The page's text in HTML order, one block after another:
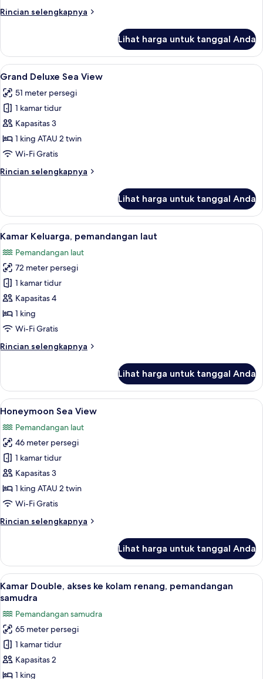
Rincian selengkapnya
Rincian
Kamar
Deluks,
pemandangan
Lihat harga untuk tanggal Anda
Lihat
semua
foto
untuk
Grand
Deluxe
Sea
Grand Deluxe Sea
6
Grand Deluxe Sea View
51 meter persegi
1 kamar tidur
Kapasitas 3
1 king ATAU 2 twin
Wi-Fi Gratis
Rincian selengkapnya
Rincian
Grand
Deluxe
Sea
Lihat harga untuk tanggal Anda
Lihat
semua
foto
untuk
Kamar
Keluarga,
pemandangan
laut
Kamar Keluarga, pemandangan laut
12
Kamar Keluarga, pemandangan laut
Pemandangan laut
72 meter persegi
1 kamar tidur
Kapasitas 4
1 king
Wi-Fi Gratis
Rincian selengkapnya
Rincian
Kamar
Keluarga,
pemandangan
Lihat harga untuk tanggal Anda
Lihat
semua
foto
untuk
Honeymoon
Sea
View
6
Honeymoon Sea View
Pemandangan laut
46 meter persegi
1 kamar tidur
Kapasitas 3
1 king ATAU 2 twin
Wi-Fi Gratis
Rincian selengkapnya
Rincian
Honeymoon
Sea
View
Lihat harga untuk tanggal Anda
Lihat
semua
untuk
Kamar
Double,
akses
ke
Kamar Double, akses ke kolam
17
Kamar Double, akses ke kolam renang, pemandangan
samudra
Pemandangan samudra
65 meter persegi
1 kamar tidur
Kapasitas 2
1 king